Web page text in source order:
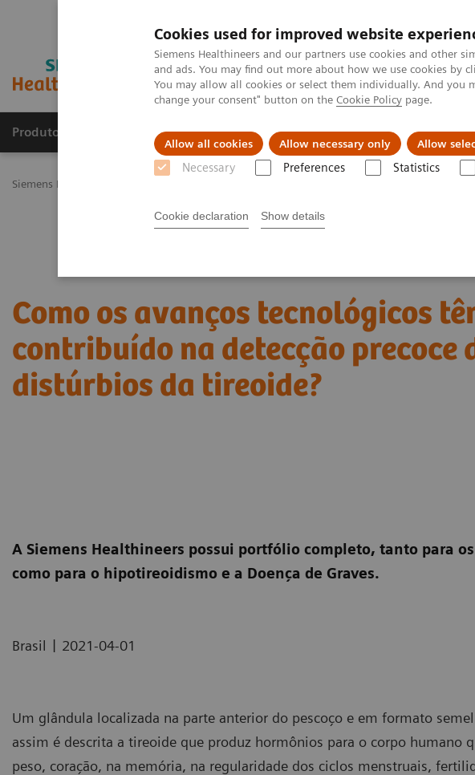
Cookies used for improved website
Siemens Healthineers and our partners use cookies and other
and ads. You may find out more about how we use cookies by
You may allow all cookies or select them individually. And you
change your consent" button on the Cookie Policy page.
Allow all cookies Allow necessary only Allow
Necessary Preferences Statistics
Cookie declaration Show details
Produtos e serviços Especialidades Clínicas e Patologias
Siemens Healthineers Brasil
Como os avanços tecnológicos
contribuído na detecção precoce
distúrbios da tireoide?
A Siemens Healthineers possui portfólio completo, tanto para
como para o hipotireoidismo e a Doença de Graves.
Brasil | 2021-04-01
Um glândula localizada na parte anterior do pescoço e em formato
assim é descrita a tireoide que produz hormônios para o corpo humano
peso, coração, na memória, na regularidade dos ciclos menstruais,